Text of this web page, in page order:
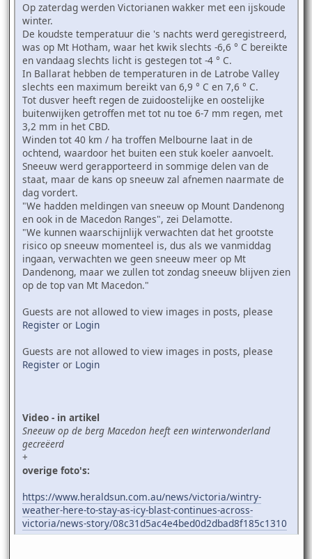
Op zaterdag werden Victorianen wakker met een ijskoude
winter.
De koudste temperatuur die 's nachts werd geregistreerd,
was op Mt Hotham, waar het kwik slechts -6,6 ° C bereikte
en vandaag slechts licht is gestegen tot -4 ° C.
In Ballarat hebben de temperaturen in de Latrobe Valley
slechts een maximum bereikt van 6,9 ° C en 7,6 ° C.
Tot dusver heeft regen de zuidoostelijke en oostelijke
buitenwijken getroffen met tot nu toe 6-7 mm regen, met
3,2 mm in het CBD.
Winden tot 40 km / ha troffen Melbourne laat in de
ochtend, waardoor het buiten een stuk koeler aanvoelt.
Sneeuw werd gerapporteerd in sommige delen van de
staat, maar de kans op sneeuw zal afnemen naarmate de
dag vordert.
"We hadden meldingen van sneeuw op Mount Dandenong
en ook in de Macedon Ranges", zei Delamotte.
"We kunnen waarschijnlijk verwachten dat het grootste
risico op sneeuw momenteel is, dus als we vanmiddag
ingaan, verwachten we geen sneeuw meer op Mt
Dandenong, maar we zullen tot zondag sneeuw blijven zien
op de top van Mt Macedon."
Guests are not allowed to view images in posts, please
Register or Login
Guests are not allowed to view images in posts, please
Register or Login
Video - in artikel
Sneeuw op de berg Macedon heeft een winterwonderland
gecreëerd
+
overige foto's:
https://www.heraldsun.com.au/news/victoria/wintry-
weather-here-to-stay-as-icy-blast-continues-across-
victoria/news-story/08c31d5ac4e4bed0d2dbad8f185c1310